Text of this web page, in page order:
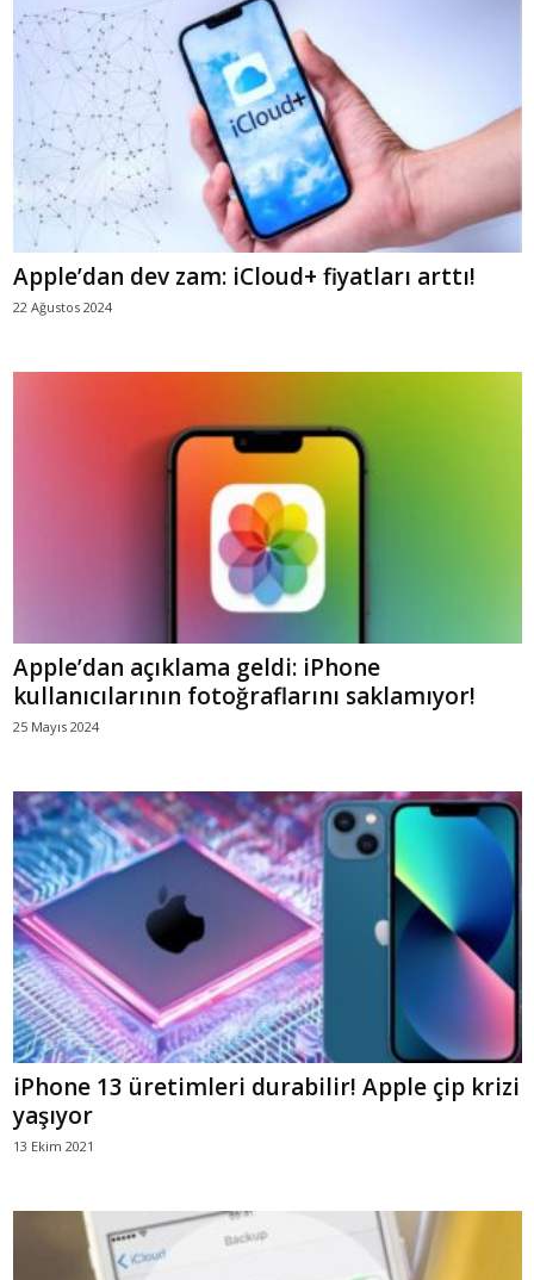
Apple’dan dev zam: iCloud+ fiyatları arttı!
22 Ağustos 2024
Apple’dan açıklama geldi: iPhone
kullanıcılarının fotoğraflarını saklamıyor!
25 Mayıs 2024
iPhone 13 üretimleri durabilir! Apple çip krizi
yaşıyor
13 Ekim 2021